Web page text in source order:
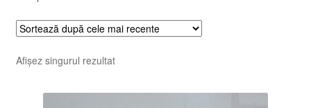
Afișez singurul rezultat